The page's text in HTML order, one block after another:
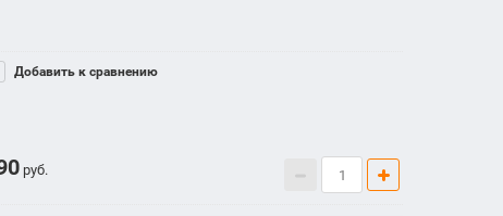
Добавить к сравнению
руб.